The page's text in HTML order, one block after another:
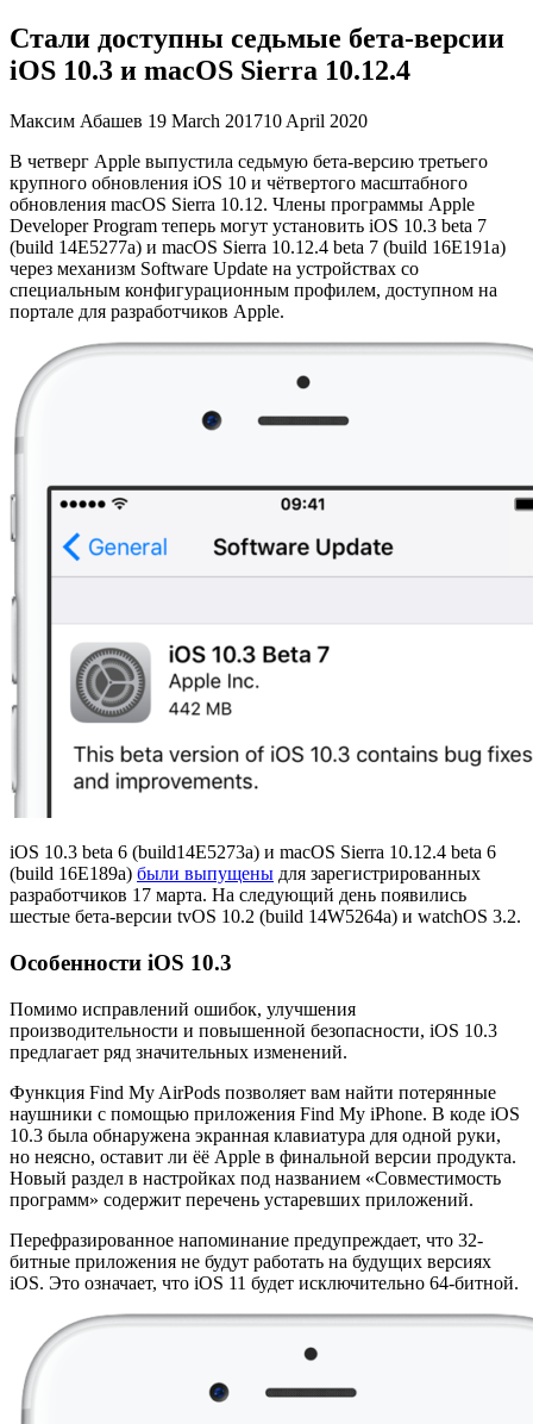
Стали доступны седьмые бета-версии
iOS 10.3 и macOS Sierra 10.12.4
Максим Абашев 19 March 201710 April 2020
В четверг Apple выпустила седьмую бета-версию третьего
крупного обновления iOS 10 и чётвертого масштабного
обновления macOS Sierra 10.12. Члены программы Apple
Developer Program теперь могут установить iOS 10.3 beta 7
(build 14E5277a) и macOS Sierra 10.12.4 beta 7 (build 16E191a)
через механизм Software Update на устройствах со
специальным конфигурационным профилем, доступном на
портале для разработчиков Apple.
iOS 10.3 beta 6 (build14E5273a) и macOS Sierra 10.12.4 beta 6
(build 16E189a) были выпущены для зарегистрированных
разработчиков 17 марта. На следующий день появились
шестые бета-версии tvOS 10.2 (build 14W5264a) и watchOS 3.2.
Особенности iOS 10.3
Помимо исправлений ошибок, улучшения
производительности и повышенной безопасности, iOS 10.3
предлагает ряд значительных изменений.
Функция Find My AirPods позволяет вам найти потерянные
наушники с помощью приложения Find My iPhone. В коде iOS
10.3 была обнаружена экранная клавиатура для одной руки,
но неясно, оставит ли ёё Apple в финальной версии продукта.
Новый раздел в настройках под названием «Совместимость
программ» содержит перечень устаревших приложений.
Перефразированное напоминание предупреждает, что 32-
битные приложения не будут работать на будущих версиях
iOS. Это означает, что iOS 11 будет исключительно 64-битной.